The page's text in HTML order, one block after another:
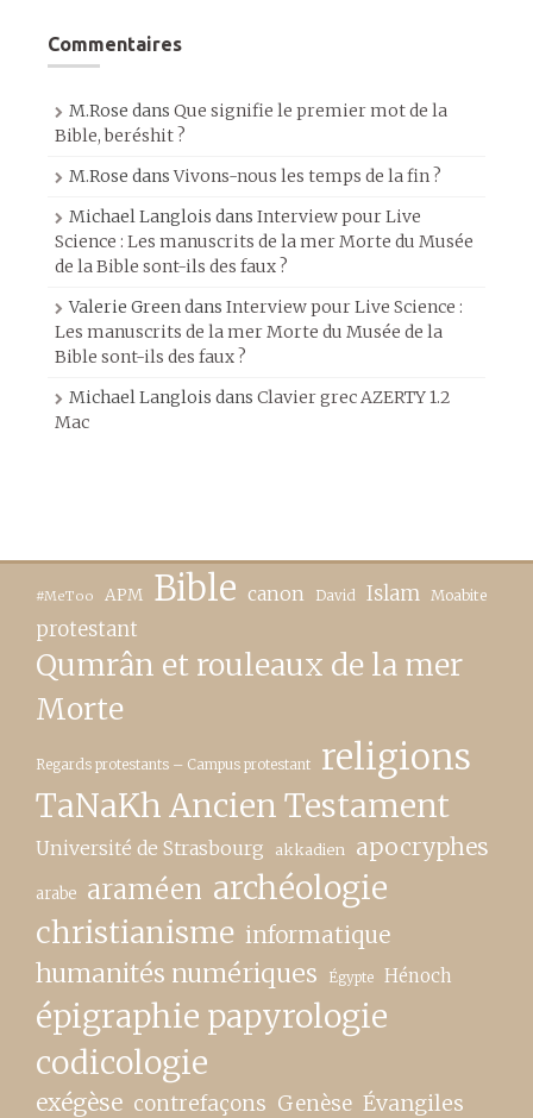
Commentaires
M.Rose dans Que signifie le premier mot de la
Bible, beréshit ?
M.Rose dansVivons-nous les temps de la fin ?
Michael Langlois dans Interview pour Live
Science : Les manuscrits de la mer Morte du Musée
de la Bible sont-ils des faux ?
Valerie Greendans Interview pour Live Science :
Les manuscrits de la mer Morte du Musée de la
Bible sont-ils des faux ?
Michael Langlois dans Clavier grec AZERTY 1.2
Mac
#MeToo APM Bible canon David Islam Moabite
protestant
Qumrân et rouleaux de la mer
Morte
Regards protestants – Campus protestant religions
TaNaKh Ancien Testament
Université de Strasbourg akkadien apocryphes
arabe araméen archéologie
christianisme informatique
humanités numériques Égypte Hénoch
épigraphie papyrologie
codicologie
exégèse contrefaçons Genèse Évangiles